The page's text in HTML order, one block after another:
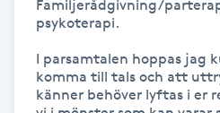
Gua Sha-massage
Hatha Yoga
Familjerådgivning/
psykoterapi.
I parsamtalen hoppas jag
komma till tals och att
känner behöver lyftas i er